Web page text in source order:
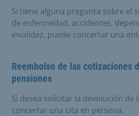
Si tiene alguna pregunta sobre el
de enfermedad, accidentes,
invalidez, puede concertar una
Reembolso de las cotizaciones
pensiones
Si desea solicitar la devolución de
concertar una cita en persona.